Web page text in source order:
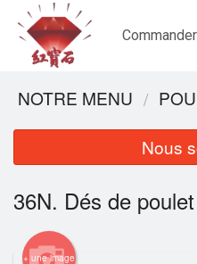
NOTRE MENU
Nous
36N. Dés de poulet
+ une image